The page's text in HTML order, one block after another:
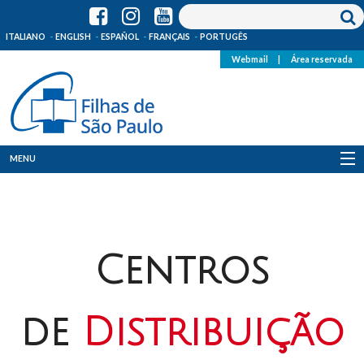
ITALIANO ENGLISH ESPAÑOL FRANÇAIS PORTUGÊS
Webmail Área reservada
MENU
Media
Centros
de Distribuição